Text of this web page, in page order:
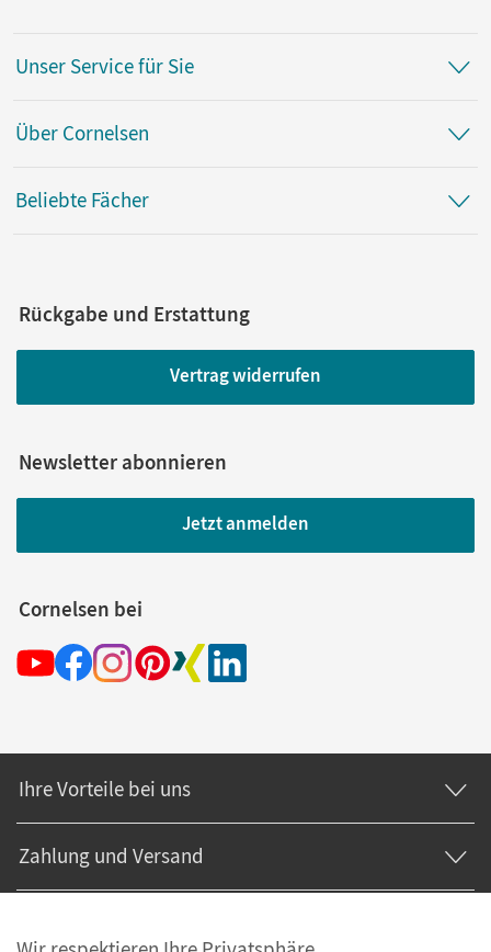
Unser Service für Sie
Über Cornelsen
Beliebte Fächer
Rückgabe und Erstattung
Vertrag widerrufen
Newsletter abonnieren
Jetzt anmelden
Cornelsen bei
Ihre Vorteile bei uns
Zahlung und Versand